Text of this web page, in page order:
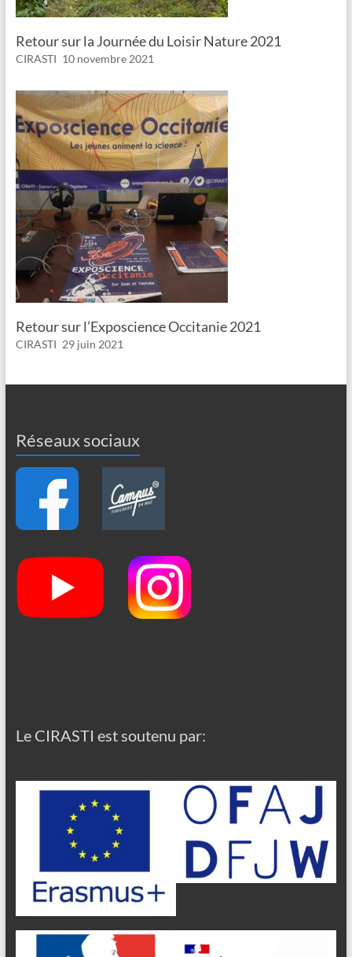
Retour sur la Journée du Loisir Nature 2021
CIRASTI 10 novembre 2021
Retour sur l’Exposcience Occitanie 2021
CIRASTI 29 juin 2021
Réseaux sociaux
Le CIRASTI est soutenu par: